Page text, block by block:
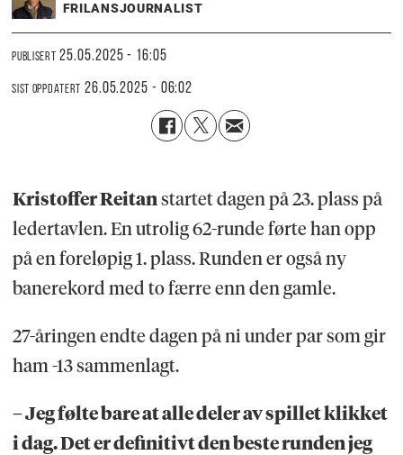
FRILANSJOURNALIST
PUBLISERT 25.05.2025 - 16:05
SIST OPPDATERT 26.05.2025 - 06:02
Kristoffer Reitanstartet dagen på 23. plass på
ledertavlen. En utrolig 62-runde førte han opp
på en foreløpig 1. plass. Runden er også ny
banerekord med to færre enn den gamle.
27-åringen endte dagen på ni under par som gir
ham -13 sammenlagt.
– Jeg følte bare at alle deler av spillet klikket
i dag. Det er definitivt den beste runden jeg